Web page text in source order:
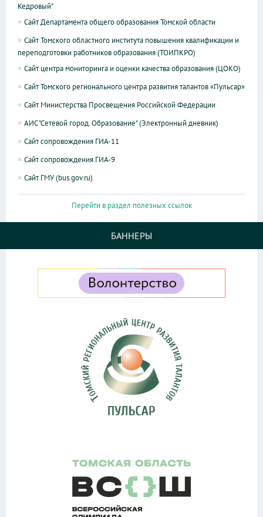
Кедровый"
Сайт Департамента общего образования Томской области
Сайт Томского областного института повышения квалификации и
переподготовки работников образования (ТОИПКРО)
Сайт центра мониторинга и оценки качества образования (ЦОКО)
Сайт Томского регионального центра развития талантов «Пульсар»
Сайт Министерства Просвещения Российской Федерации
АИС "Сетевой город. Образование" (Электронный дневник)
Сайт сопровождения ГИА-11
Сайт сопровождения ГИА-9
Сайт ГМУ (bus.gov.ru)
Перейти в раздел полезных ссылок
БАННЕРЫ